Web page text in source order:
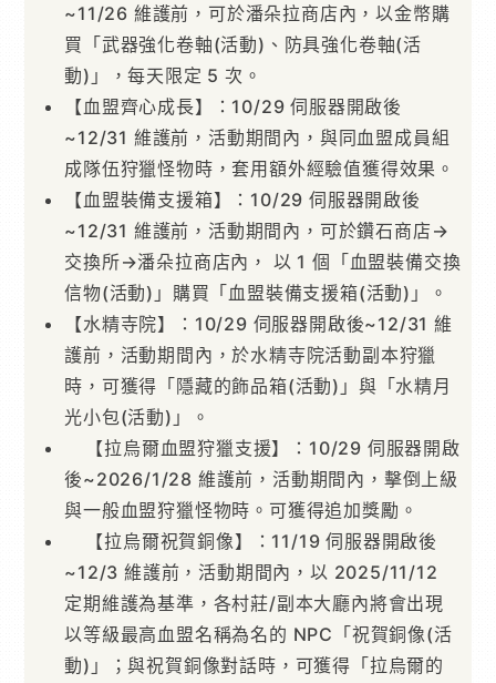
~11/26 維護前，可於潘朵拉商店內，以金幣購
買「武器強化卷軸(活動)、防具強化卷軸(活
動)」，每天限定 5 次。
【血盟齊心成長】：10/29 伺服器開啟後
~12/31 維護前，活動期間內，與同血盟成員組
成隊伍狩獵怪物時，套用額外經驗值獲得效果。
【血盟裝備支援箱】：10/29 伺服器開啟後
~12/31 維護前，活動期間內，可於鑽石商店→
交換所→潘朵拉商店內， 以 1 個「血盟裝備交換
信物(活動)」購買「血盟裝備支援箱(活動)」。
【水精寺院】：10/29 伺服器開啟後~12/31 維
護前，活動期間內，於水精寺院活動副本狩獵
時，可獲得「隱藏的飾品箱(活動)」與「水精月
光小包(活動)」。
【拉烏爾血盟狩獵支援】：10/29 伺服器開啟
後~2026/1/28 維護前，活動期間內，擊倒上級
與一般血盟狩獵怪物時。可獲得追加獎勵。
【拉烏爾祝賀銅像】：11/19 伺服器開啟後
~12/3 維護前，活動期間內，以 2025/11/12
定期維護為基準，各村莊/副本大廳內將會出現
以等級最高血盟名稱為名的 NPC「祝賀銅像(活
動)」；與祝賀銅像對話時，可獲得「拉烏爾的